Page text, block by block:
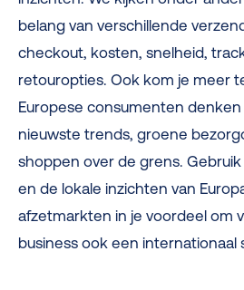
belang van verschillende
checkout, kosten, snelheid,
retouropties. Ook kom je meer
Europese consumenten
nieuwste trends, groene
shoppen over de grens.
en de lokale inzichten van
afzetmarkten in je voordeel om
business ook een internationaal